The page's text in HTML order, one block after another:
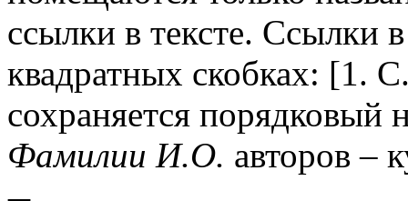
ссылки в тексте. Ссылки
квадратных скобках: [1.
сохраняется порядковый
Фамилии И.О. авторов –